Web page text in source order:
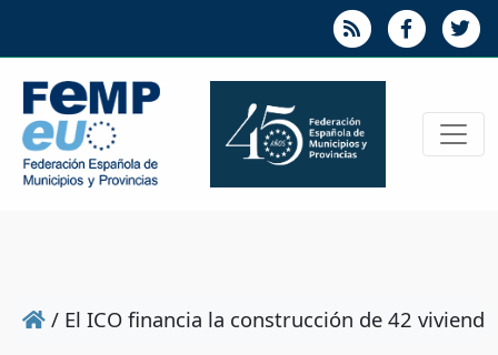
/ El ICO financia la construcción de 42